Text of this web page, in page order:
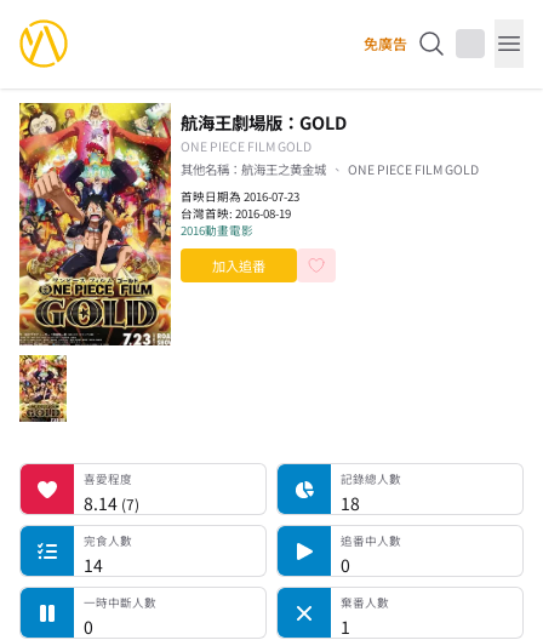
YourAnimes 你的動畫 免廣告
航海王劇場版：GOLD
ONE PIECE FILM GOLD
其他名稱： 航海王之黄金城 ONE PIECE FILM GOLD
首映日期為 2016-07-23
台灣首映: 2016-08-19
2016動畫電影
加入追番
喜愛程度喜愛程度
8.14 (7)
記錄總人數 記錄總人數
18
完食人數
完食人數
14
追番中人數
追番中人數
0
一時中斷人數
一時中斷人數
0
棄番人數
棄番人數
1
計劃觀看人數